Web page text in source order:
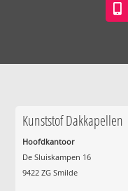
Kunststof Dakkapellen
Hoofdkantoor
De Sluiskampen 16
9422 ZG Smilde